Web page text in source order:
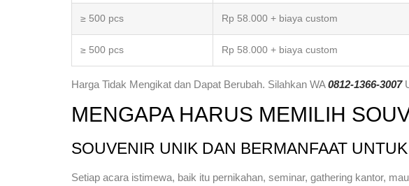
≥ 500 pcs Rp 58.000 + biaya custom
≥ 500 pcs Rp 58.000 + biaya custom
Harga Tidak Mengikat dan Dapat Berubah. Silahkan WA0812-1366-3007
MENGAPA HARUS MEMILIH
SOUVENIR UNIK DAN BERMANFAAT
Setiap acara istimewa, baik itu pernikahan, seminar, gathering kantor,